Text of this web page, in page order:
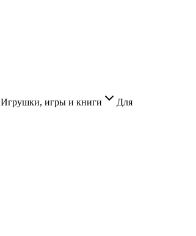
Игрушки, игры и книги
Для